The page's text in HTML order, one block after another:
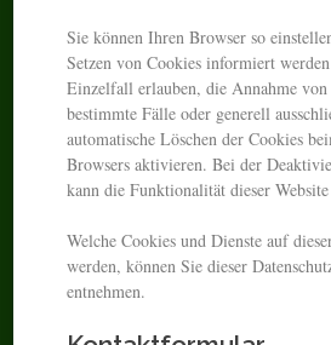
Sie können Ihren Browser so
Setzen von Cookies informiert
Einzelfall erlauben, die Annahme
bestimmte Fälle oder generell
automatische Löschen der Cookies
Browsers aktivieren. Bei der
kann die Funktionalität dieser
Welche Cookies und Dienste auf
werden, können Sie dieser
entnehmen.